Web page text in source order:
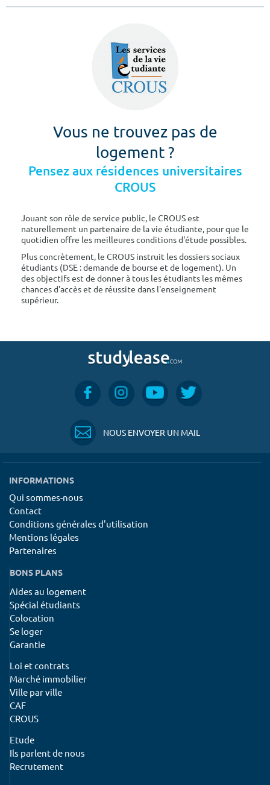
Vous ne trouvez pas de
logement ?
Pensez aux résidences universitaires
CROUS
Jouant son rôle de service public, le CROUS est
naturellement un partenaire de la vie étudiante, pour que le
quotidien offre les meilleures conditions d'étude possibles.
Plus concrètement, le CROUS instruit les dossiers sociaux
étudiants (DSE : demande de bourse et de logement). Un
des objectifs est de donner à tous les étudiants les mêmes
chances d'accès et de réussite dans l'enseignement
supérieur.
NOUS ENVOYER UN MAIL
INFORMATIONS
Qui sommes-nous
Contact
Conditions générales d'utilisation
Mentions légales
Partenaires
BONS PLANS
Aides au logement
Spécial étudiants
Colocation
Se loger
Garantie
Loi et contrats
Marché immobilier
Ville par ville
CAF
CROUS
Etude
Ils parlent de nous
Recrutement